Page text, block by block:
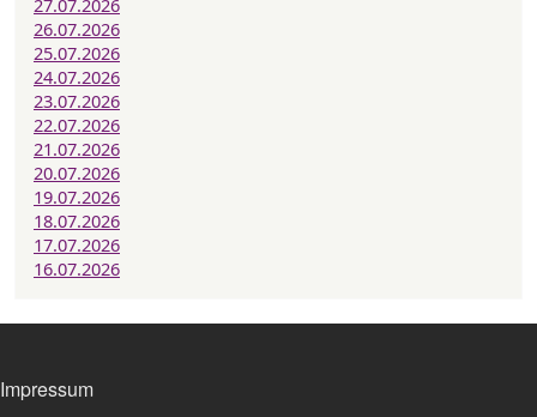
26.07.2026
25.07.2026
24.07.2026
23.07.2026
22.07.2026
21.07.2026
20.07.2026
19.07.2026
18.07.2026
17.07.2026
16.07.2026
Impressum